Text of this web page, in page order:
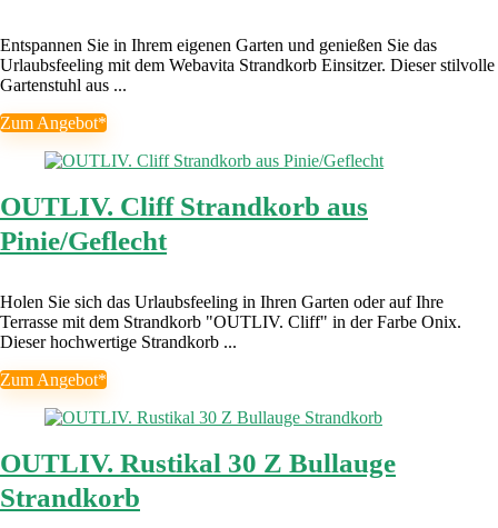
Entspannen Sie in Ihrem eigenen Garten und genießen Sie das
Urlaubsfeeling mit dem Webavita Strandkorb Einsitzer. Dieser stilvolle
Gartenstuhl aus ...
Zum Angebot*
OUTLIV. Cliff Strandkorb aus
Pinie/Geflecht
Holen Sie sich das Urlaubsfeeling in Ihren Garten oder auf Ihre
Terrasse mit dem Strandkorb "OUTLIV. Cliff" in der Farbe Onix.
Dieser hochwertige Strandkorb ...
Zum Angebot*
OUTLIV. Rustikal 30 Z Bullauge
Strandkorb